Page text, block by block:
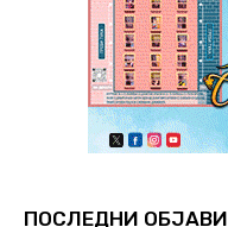
ПОСЛЕДНИ ОБЈАВИ